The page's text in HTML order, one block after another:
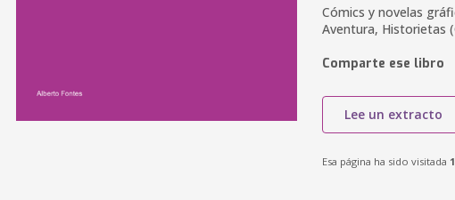
Cómics y novelas
Aventura, Historietas
Comparte ese libro
Lee un extracto
Esa página ha sido visitada